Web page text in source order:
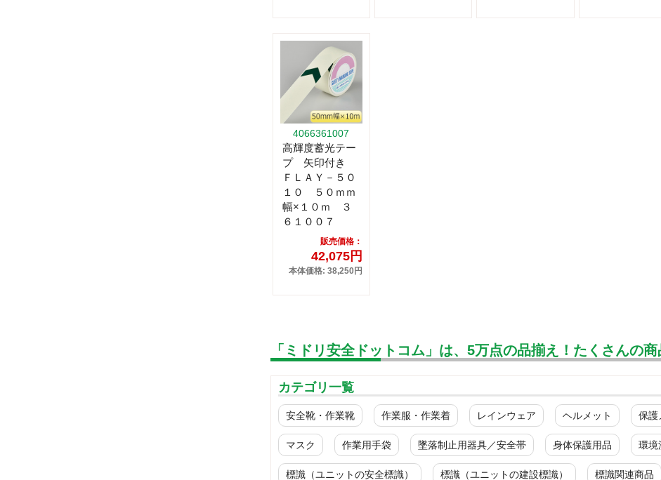
4066361007
高輝度蓄光テー
プ 矢印付き
ＦＬＡＹ－５０
１０ ５０ｍｍ
幅×１０ｍ ３
６１００７
販売価格：
42,075円
本体価格: 38,250円
「ミドリ安全ドットコム」は、5万点の品揃え！たくさんの
カテゴリ一覧
安全靴・作業靴 作業服・作業着 レインウェア ヘルメット 保護
マスク 作業用手袋 墜落制止用器具／安全帯 身体保護用品 環境
標識（ユニットの安全標識） 標識（ユニットの建設標識） 標識関連商品